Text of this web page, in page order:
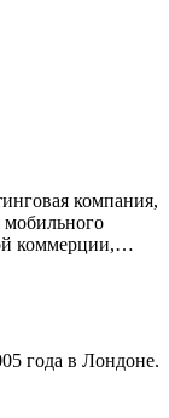
компания,
мобильного
коммерции,…
года в Лондоне.